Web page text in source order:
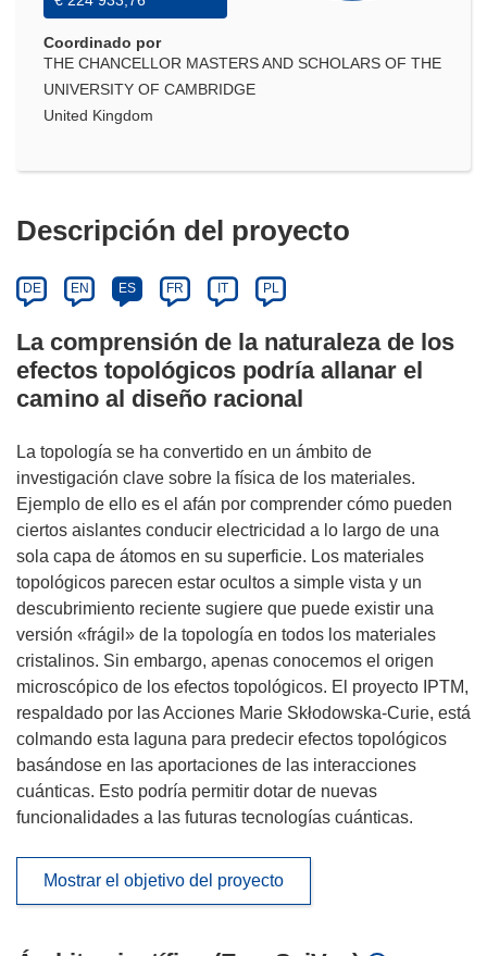
Coordinado por
THE CHANCELLOR MASTERS AND SCHOLARS OF THE
UNIVERSITY OF CAMBRIDGE
United Kingdom
Descripción del proyecto
DE EN ES FR IT PL
La comprensión de la naturaleza de los
efectos topológicos podría allanar el
camino al diseño racional
La topología se ha convertido en un ámbito de
investigación clave sobre la física de los materiales.
Ejemplo de ello es el afán por comprender cómo pueden
ciertos aislantes conducir electricidad a lo largo de una
sola capa de átomos en su superficie. Los materiales
topológicos parecen estar ocultos a simple vista y un
descubrimiento reciente sugiere que puede existir una
versión «frágil» de la topología en todos los materiales
cristalinos. Sin embargo, apenas conocemos el origen
microscópico de los efectos topológicos. El proyecto IPTM,
respaldado por las Acciones Marie Skłodowska-Curie, está
colmando esta laguna para predecir efectos topológicos
basándose en las aportaciones de las interacciones
cuánticas. Esto podría permitir dotar de nuevas
funcionalidades a las futuras tecnologías cuánticas.
Mostrar el objetivo del proyecto